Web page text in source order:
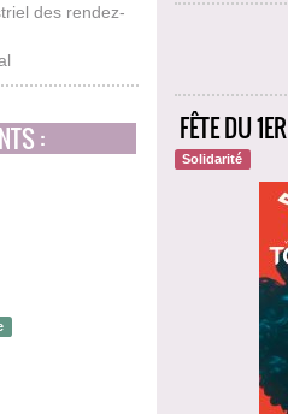
des rendez-
: FÊTE DU
Solidarité